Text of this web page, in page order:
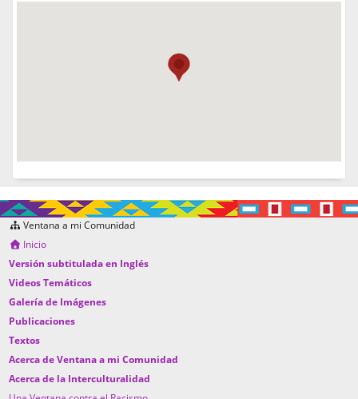
Ventana a mi Comunidad
Inicio
Versión subtitulada en Inglés
Videos Temáticos
Galería de Imágenes
Publicaciones
Textos
Acerca de Ventana a mi Comunidad
Acerca de la Interculturalidad